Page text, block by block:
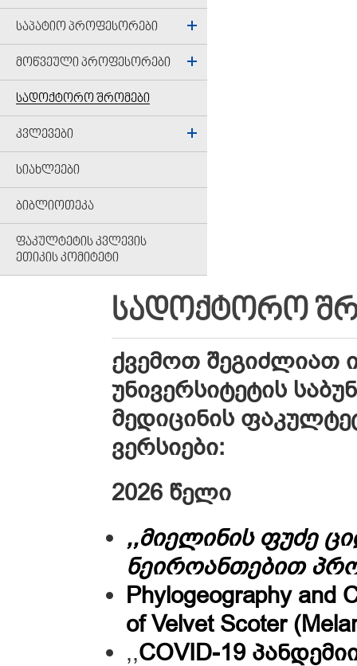
ᲡᲐᲞᲐᲢᲘᲝ ᲞᲠᲝᲤᲔᲡᲝᲠᲔᲑᲘ
ᲛᲝᲬᲕᲔᲣᲚᲘ ᲞᲠᲝᲤᲔᲡᲝᲠᲔᲑᲘ
ᲡᲐᲓᲝᲥᲢᲝᲠᲝ ᲨᲠᲝᲛᲔᲑᲘ
ᲙᲕᲚᲔᲕᲔᲑᲘ
ᲡᲘᲐᲮᲚᲔᲔᲑᲘ
ᲑᲘᲑᲚᲘᲝᲗᲔᲙᲐ
ᲤᲐᲙᲣᲚᲢᲔᲢᲘᲡ ᲙᲕᲚᲔᲕᲘᲡ
ᲔᲗᲘᲙᲘᲡ ᲙᲝᲛᲘᲢᲔᲢᲘ
ᲡᲐᲓᲝᲥᲢᲝᲠᲝ
ქვემოთ
უნივერსიტეტის
მედიცინის
ვერსიები:
2026 წელი
,,მიელინის ფუძე
ნეიროანთებით
Phylogeography and
of Velvet Scoter
,,COVID-19